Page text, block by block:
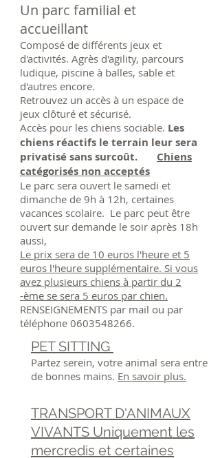
Un parc familial et
accueillant
Composé de différents jeux et
d'activités. Agrès d'agility, parcours
ludique, piscine à balles, sable et
d'autres encore.
Retrouvez un accès à un espace de
jeux clôturé et sécurisé.
Accès pour les chiens sociable. Les
chiens réactifs le terrain leur sera
privatisé sans surcoût.​
Chiens
catégorisés non acceptés
Le parc sera ouvert le samedi et
dimanche de 9h à 12h, certaines
vacances scolaire. Le parc peut être
ouvert sur demande le soir après 18h
aussi,
Le prix sera de 10 euros l'heure et 5
euros l'heure supplémentaire. Si vous
avez plusieurs chiens à partir du 2
-ème se sera 5 euros par chien.
RENSEIGNEMENTS par mail ou par
téléphone 0603548266.
PET SITTING
​Partez serein, votre animal sera entre
de bonnes mains. En savoir plus.
TRANSPORT D'ANIMAUX
VIVANTS Uniquement les
mercredis et certaines